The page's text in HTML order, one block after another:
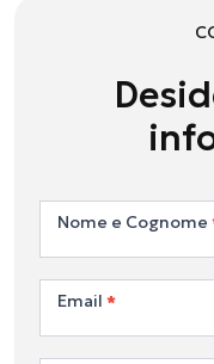
Contattaci
Nome e Cognome
Email*